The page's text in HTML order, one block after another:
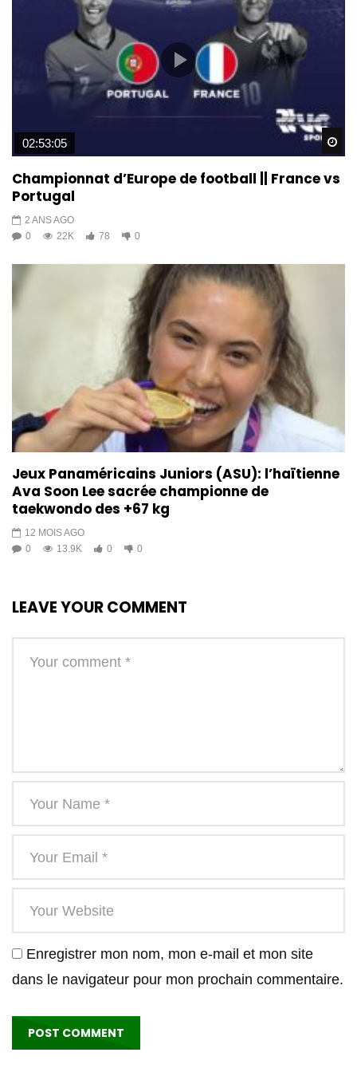
02:53:05
Championnat d’Europe de football || France vs
Portugal
2 ANS AGO
0
22K 78 0
Jeux Panaméricains Juniors (ASU): l’haïtienne
Ava Soon Lee sacrée championne de
taekwondo des +67 kg
12 MOIS AGO
0
13.9K 0 0
LEAVE YOUR COMMENT
Enregistrer mon nom, mon e-mail et mon site
dans le navigateur pour mon prochain commentaire.